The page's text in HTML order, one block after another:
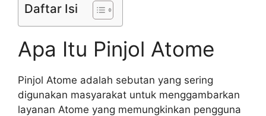
Daftar Isi
Apa Itu Pinjol Atome
Pinjol Atome adalah sebutan yang sering
digunakan masyarakat untuk menggambarkan
layanan Atome yang memungkinkan pengguna